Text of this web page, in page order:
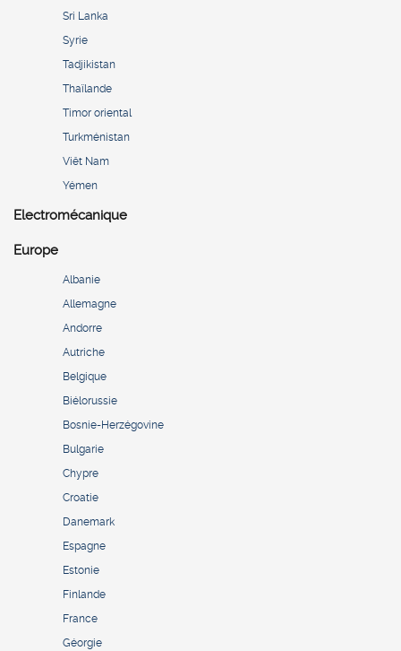
Sri Lanka
Syrie
Tadjikistan
Thaïlande
Timor oriental
Turkménistan
Viêt Nam
Yémen
Electromécanique
Europe
Albanie
Allemagne
Andorre
Autriche
Belgique
Biélorussie
Bosnie-Herzégovine
Bulgarie
Chypre
Croatie
Danemark
Espagne
Estonie
Finlande
France
Géorgie